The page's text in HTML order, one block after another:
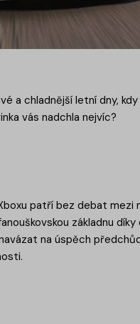
a chladnější letní dny,
vás nadchla nejvíc?
patří bez debat mezi
základnu
na úspěch